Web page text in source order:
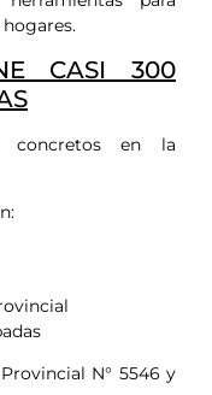
CASI 300
concretos en la
N° 5546 y